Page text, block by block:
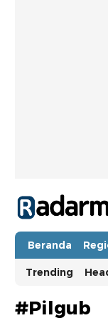
Radar Malut
Bacaan Nyindir
Beranda
Trending
#Pilgub